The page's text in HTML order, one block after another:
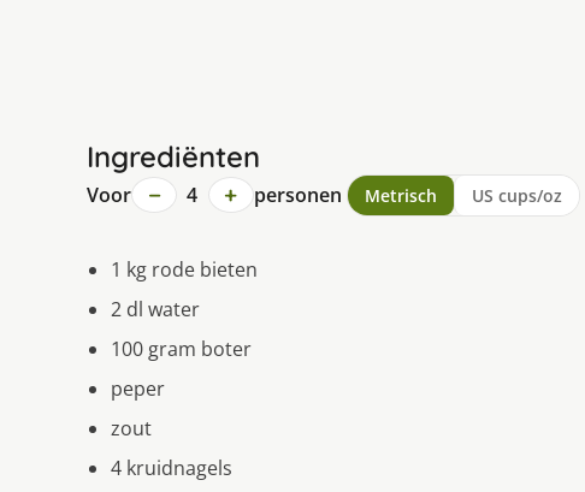
Ingrediënten
Voor − 4 + personen Metrisch US cups/oz
1 kg rode bieten
2 dl water
100 gram boter
peper
zout
4 kruidnagels